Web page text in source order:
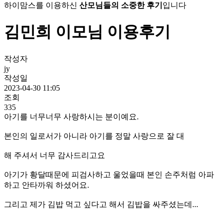
하이맘스를 이용하신 산모님들의 소중한 후기 입니다
김민희 이모님 이용후기
작성자
jy
작성일
2023-04-30 11:05
조회
335
아기를 너무너무 사랑하시는 분이예요.
본인의 일로서가 아니라 아기를 정말 사랑으로 잘 대
해 주셔서 너무 감사드리고요
아기가 황달때문에 피검사하고 울었을때 본인 손주처럼 아파
하고 안타까워 하셨어요.
그리고 제가 김밥 먹고 싶다고 해서 김밥을 싸주셨는데...